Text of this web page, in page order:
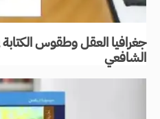
جغرافيا العقل وطقوس
الشافعي